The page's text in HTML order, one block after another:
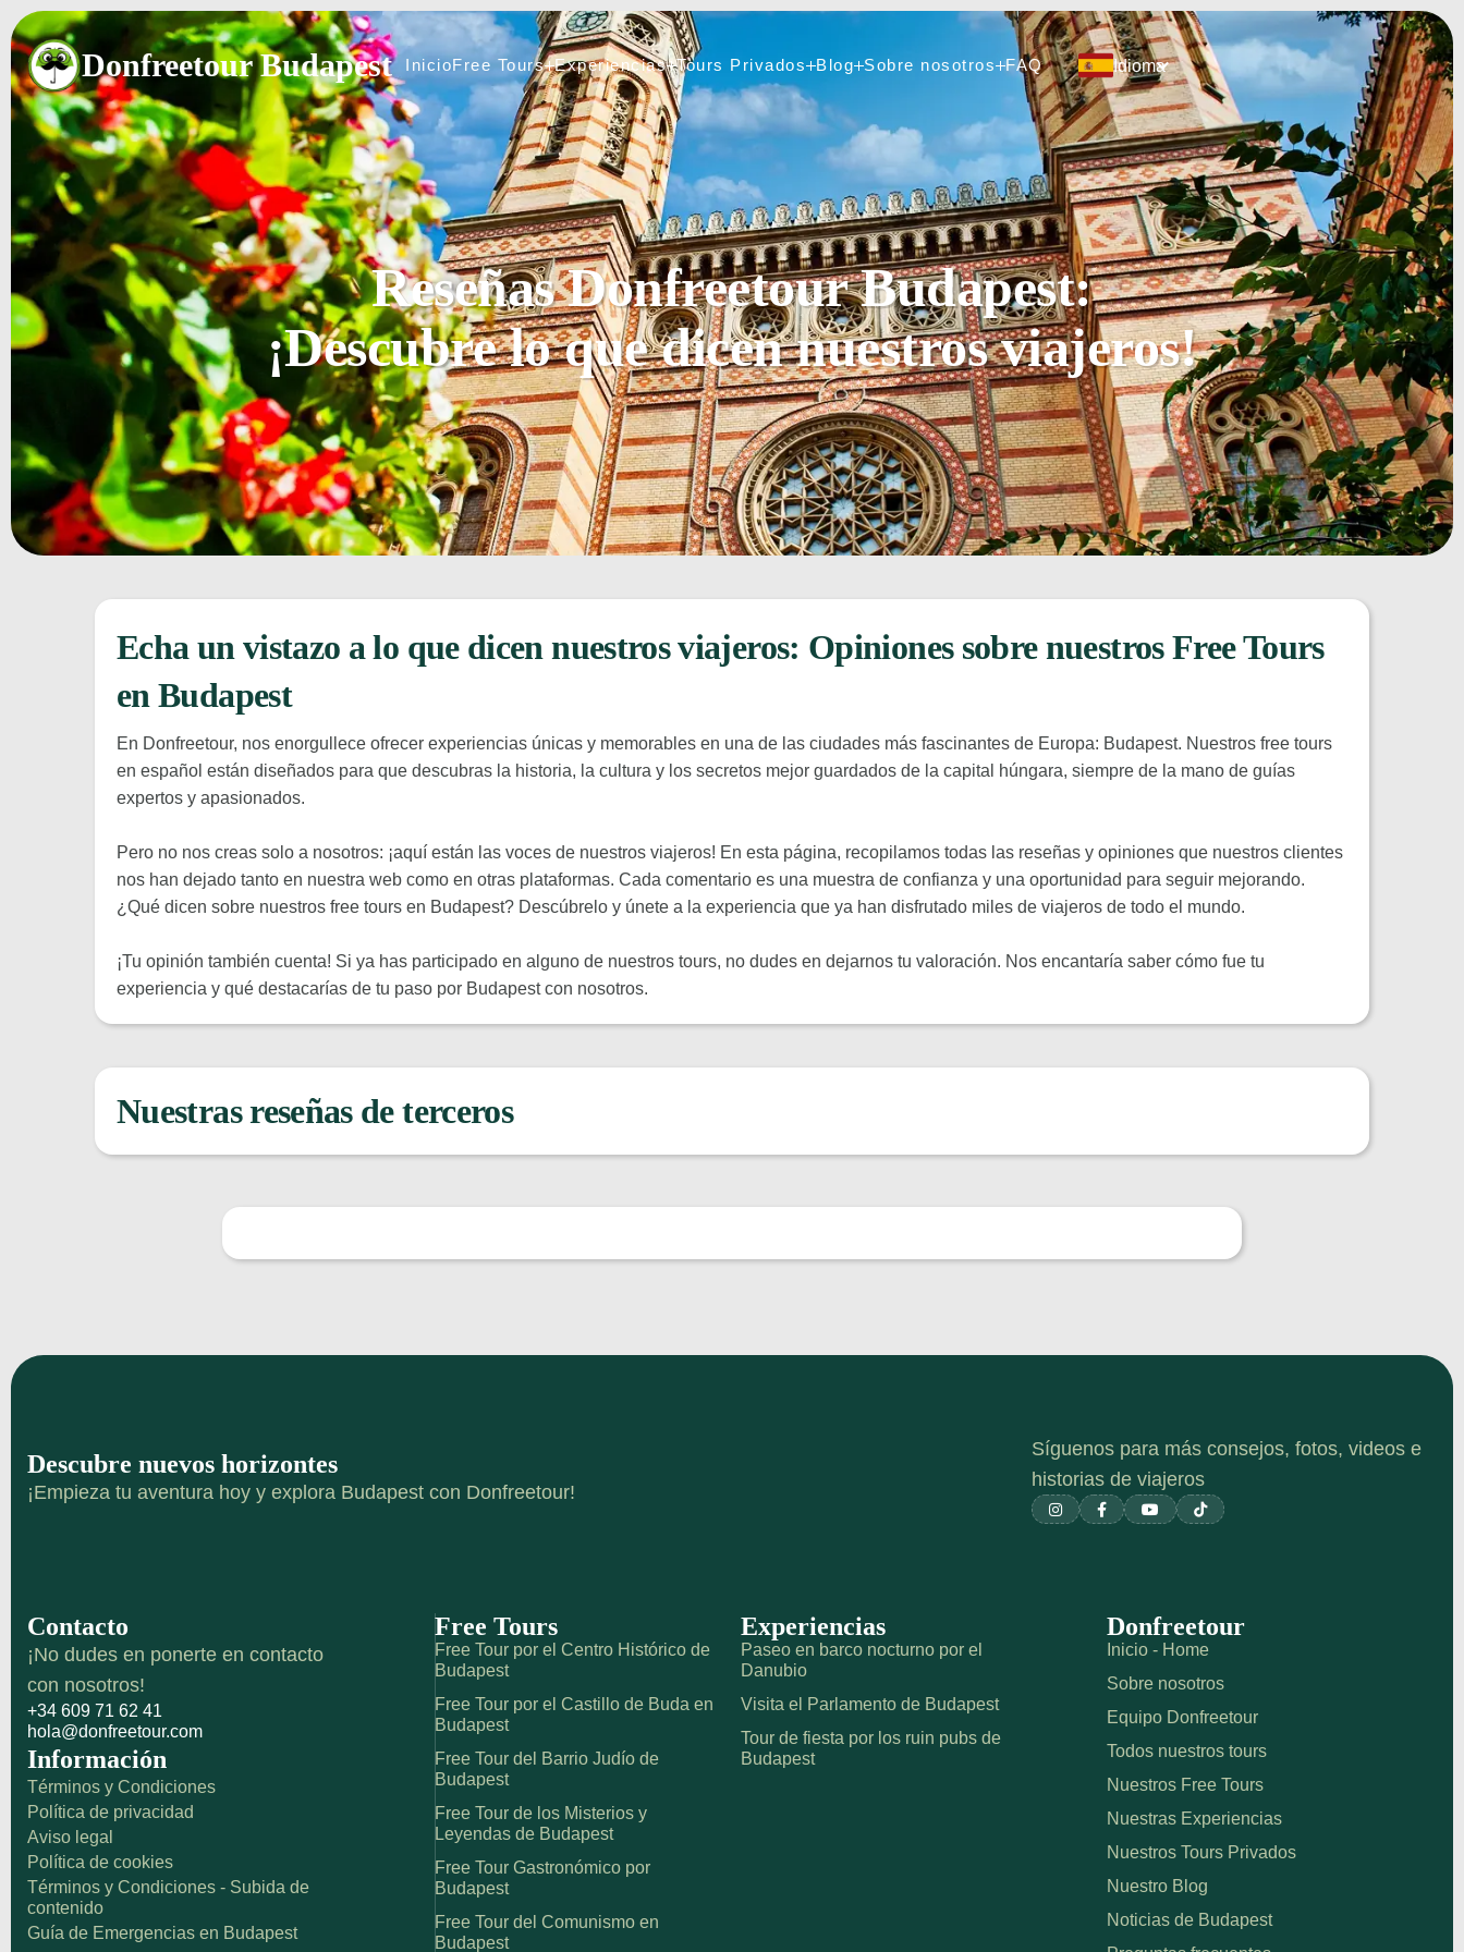
Donfreetour Budapest Inicio
Inicio
Free Tours
Free Tours
Experiencias
Experiencias
Tours Privados
Tours Privados
Blog Sobre nosotros FAQ
FAQ
Idioma
Reseñas Donfreetour Budapest:
¡Descubre lo que dicen nuestros viajeros!
Echa un vistazo a lo que dicen nuestros viajeros: Opiniones sobre nuestros Free Tours
en Budapest
En Donfreetour, nos enorgullece ofrecer experiencias únicas y memorables en una de las ciudades más fascinantes de Europa: Budapest. Nuestros free tours
en español están diseñados para que descubras la historia, la cultura y los secretos mejor guardados de la capital húngara, siempre de la mano de guías
expertos y apasionados.
Pero no nos creas solo a nosotros: ¡aquí están las voces de nuestros viajeros! En esta página, recopilamos todas las reseñas y opiniones que nuestros clientes
nos han dejado tanto en nuestra web como en otras plataformas. Cada comentario es una muestra de confianza y una oportunidad para seguir mejorando.
¿Qué dicen sobre nuestros free tours en Budapest? Descúbrelo y únete a la experiencia que ya han disfrutado miles de viajeros de todo el mundo.
¡Tu opinión también cuenta! Si ya has participado en alguno de nuestros tours, no dudes en dejarnos tu valoración. Nos encantaría saber cómo fue tu
experiencia y qué destacarías de tu paso por Budapest con nosotros.
Nuestras reseñas de terceros
Descubre nuevos horizontes
¡Empieza tu aventura hoy y explora Budapest con Donfreetour!
Síguenos para más consejos, fotos, videos e
historias de viajeros
   
Contacto
¡No dudes en ponerte en contacto
con nosotros!
+34 609 71 62 41
hola@donfreetour.com
Información
Términos y Condiciones
Política de privacidad
Aviso legal
Política de cookies
Términos y Condiciones - Subida de
contenido
Guía de Emergencias en Budapest
Free Tours
Free Tour por el Centro Histórico de
Budapest
Free Tour por el Castillo de Buda en
Budapest
Free Tour del Barrio Judío de
Budapest
Free Tour de los Misterios y
Leyendas de Budapest
Free Tour Gastronómico por
Budapest
Free Tour del Comunismo en
Budapest
Experiencias
Paseo en barco nocturno por el
Danubio
Visita el Parlamento de Budapest
Tour de fiesta por los ruin pubs de
Budapest
Donfreetour
Inicio - Home
Sobre nosotros
Equipo Donfreetour
Todos nuestros tours
Nuestros Free Tours
Nuestras Experiencias
Nuestros Tours Privados
Nuestro Blog
Noticias de Budapest